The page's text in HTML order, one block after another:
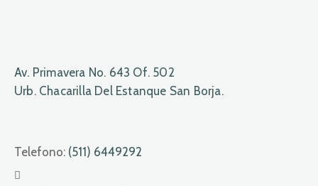
Av. Primavera No. 643 Of. 502
Urb. Chacarilla Del Estanque San Borja.
Telefono: (511) 6449292